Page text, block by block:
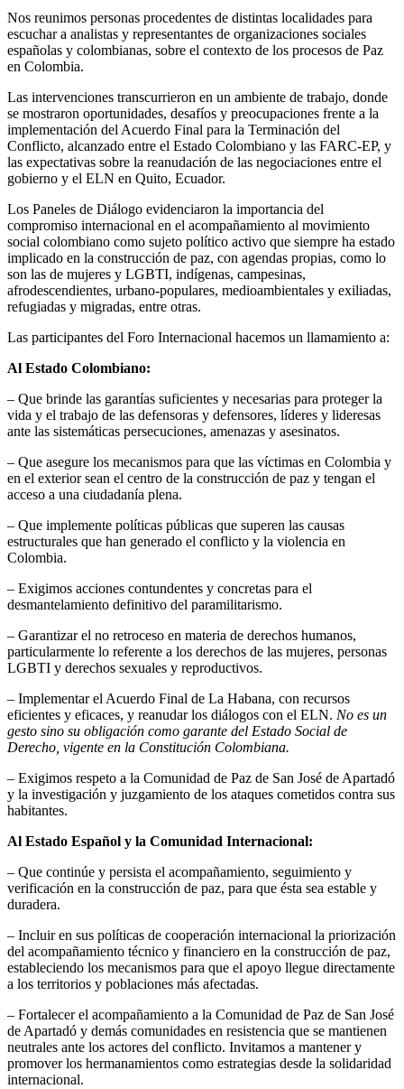
Nos reunimos personas procedentes de distintas localidades para
escuchar a analistas y representantes de organizaciones sociales
españolas y colombianas, sobre el contexto de los procesos de Paz
en Colombia.
Las intervenciones transcurrieron en un ambiente de trabajo, donde
se mostraron oportunidades, desafíos y preocupaciones frente a la
implementación del Acuerdo Final para la Terminación del
Conflicto, alcanzado entre el Estado Colombiano y las FARC-EP, y
las expectativas sobre la reanudación de las negociaciones entre el
gobierno y el ELN en Quito, Ecuador.
Los Paneles de Diálogo evidenciaron la importancia del
compromiso internacional en el acompañamiento al movimiento
social colombiano como sujeto político activo que siempre ha estado
implicado en la construcción de paz, con agendas propias, como lo
son las de mujeres y LGBTI, indígenas, campesinas,
afrodescendientes, urbano-populares, medioambientales y exiliadas,
refugiadas y migradas, entre otras.
Las participantes del Foro Internacional hacemos un llamamiento a:
Al Estado Colombiano:
– Que brinde las garantías suficientes y necesarias para proteger la
vida y el trabajo de las defensoras y defensores, líderes y lideresas
ante las sistemáticas persecuciones, amenazas y asesinatos.
– Que asegure los mecanismos para que las víctimas en Colombia y
en el exterior sean el centro de la construcción de paz y tengan el
acceso a una ciudadanía plena.
– Que implemente políticas públicas que superen las causas
estructurales que han generado el conflicto y la violencia en
Colombia.
– Exigimos acciones contundentes y concretas para el
desmantelamiento definitivo del paramilitarismo.
– Garantizar el no retroceso en materia de derechos humanos,
particularmente lo referente a los derechos de las mujeres, personas
LGBTI y derechos sexuales y reproductivos.
– Implementar el Acuerdo Final de La Habana, con recursos
eficientes y eficaces, y reanudar los diálogos con el ELN. No es un
gesto sino su obligación como garante del Estado Social de
Derecho, vigente en la Constitución Colombiana.
– Exigimos respeto a la Comunidad de Paz de San José de Apartadó
y la investigación y juzgamiento de los ataques cometidos contra sus
habitantes.
Al Estado Español y la Comunidad Internacional:
– Que continúe y persista el acompañamiento, seguimiento y
verificación en la construcción de paz, para que ésta sea estable y
duradera.
– Incluir en sus políticas de cooperación internacional la priorización
del acompañamiento técnico y financiero en la construcción de paz,
estableciendo los mecanismos para que el apoyo llegue directamente
a los territorios y poblaciones más afectadas.
– Fortalecer el acompañamiento a la Comunidad de Paz de San José
de Apartadó y demás comunidades en resistencia que se mantienen
neutrales ante los actores del conflicto. Invitamos a mantener y
promover los hermanamientos como estrategias desde la solidaridad
internacional.